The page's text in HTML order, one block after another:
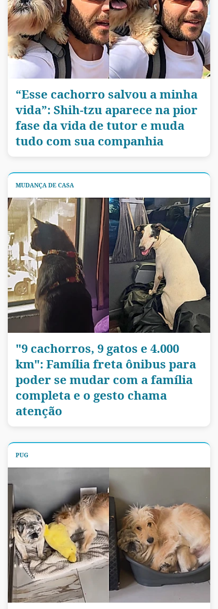
“Esse cachorro salvou a minha
vida”: Shih-tzu aparece na pior
fase da vida de tutor e muda
tudo com sua companhia
MUDANÇA DE CASA
"9 cachorros, 9 gatos e 4.000
km": Família freta ônibus para
poder se mudar com a família
completa e o gesto chama
atenção
PUG